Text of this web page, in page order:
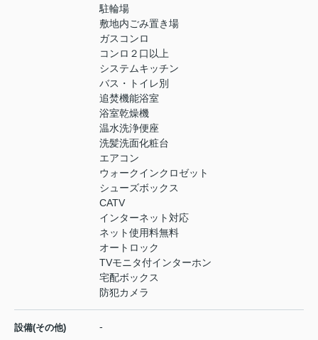
駐輪場
敷地内ごみ置き場
ガスコンロ
コンロ２口以上
システムキッチン
バス・トイレ別
追焚機能浴室
浴室乾燥機
温水洗浄便座
洗髪洗面化粧台
エアコン
ウォークインクロゼット
シューズボックス
CATV
インターネット対応
ネット使用料無料
オートロック
TVモニタ付インターホン
宅配ボックス
防犯カメラ
設備(その他) -